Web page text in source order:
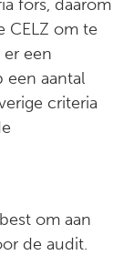
fors, daarom
CELZ om te
een
een aantal
criteria
om aan
de audit.